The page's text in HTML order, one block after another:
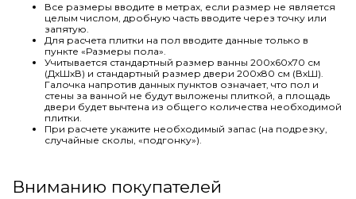
Все размеры вводите в метрах, если размер не является
целым числом, дробную часть вводите через точку или
запятую.
Для расчета плитки на пол вводите данные только в
пункте «Размеры пола».
Учитывается стандартный размер ванны 200х60х70 см
(ДхШхВ) и стандартный размер двери 200х80 см (ВхШ).
Галочка напротив данных пунктов означает, что пол и
стены за ванной не будут выложены плиткой, а площадь
двери будет вычтена из общего количества необходимой
плитки.
При расчете укажите необходимый запас (на подрезку,
случайные сколы, «подгонку»).
Вниманию покупателей